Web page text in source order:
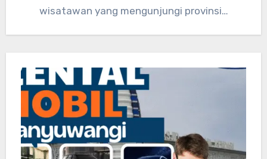
wisatawan yang mengunjungi provinsi…